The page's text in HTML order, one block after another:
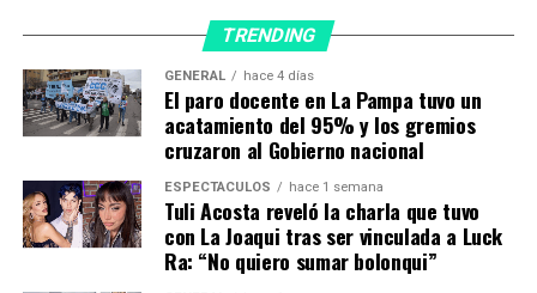
El texto de Periodistas Argentinas alertó que
«considerar que estas conductas, explícitamente
sancionadas por la ley vigente, buscan la ‘exigencia
profesional’ en pos de una excelencia informativa es la
peor injusticia que estamos denunciando: sin dignidad
#BastaDeViolenciaLaboral
pic.twitter.com/Zu0F39KdZC
TRENDING
GENERAL hace 4 días
El paro docente en La Pampa tuvo un
acatamiento del 95% y los gremios
cruzaron al Gobierno nacional
ESPECTÁCULOS hace 1 semana
Tuli Acosta reveló la charla que tuvo
con La Joaqui tras ser vinculada a Luck
Ra: “No quiero sumar bolonqui”